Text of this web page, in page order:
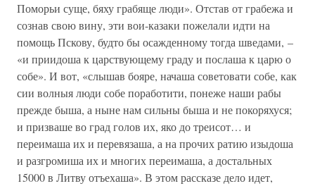
Поморьи суще, бяху грабяще люди». Отстав от грабежа и
сознав свою вину, эти вои-казаки пожелали идти на
помощь Пскову, будто бы осажденному тогда шведами, –
«и приидоша к царствующему граду и послаша к царю о
собе». И вот, «слышав бояре, начаша советовати собе, как
сии волныя люди собе поработити, понеже наши рабы
прежде быша, а ныне нам сильны быша и не покоряхуся;
и призваше во град голов их, яко до треисот… и
переимаша их и перевязаша, а на прочих ратию изыдоша
и разгромиша их и многих переимаша, а достальных
15000 в Литву отъехаша». В этом рассказе дело идет,